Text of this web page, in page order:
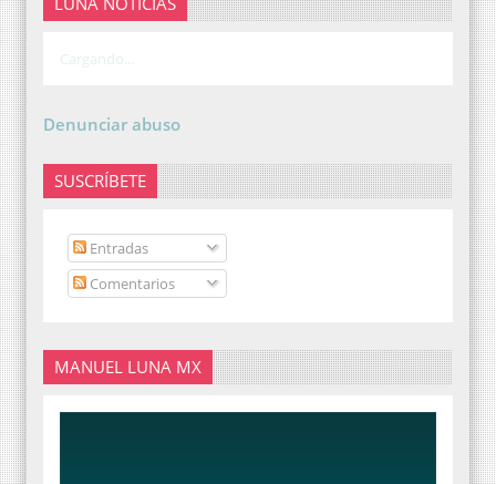
Cargando...
Denunciar abuso
SUSCRÍBETE
Entradas
Comentarios
MANUEL LUNA MX